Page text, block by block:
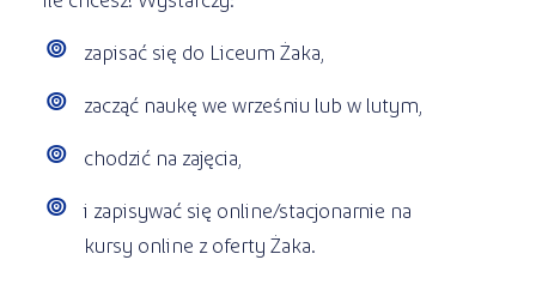
zapisać się do Liceum Żaka,
zacząć naukę we wrześniu lub w lutym,
chodzić na zajęcia,
i zapisywać się online/stacjonarnie na
kursy online z oferty Żaka.